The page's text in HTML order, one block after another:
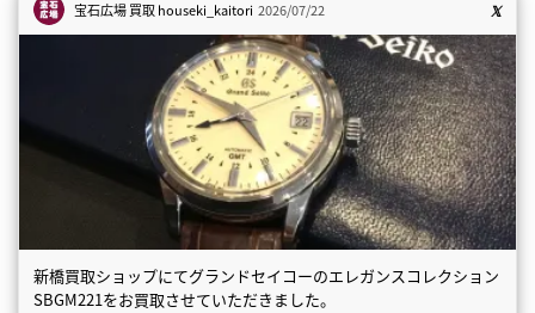
宝石広場 買取houseki_kaitori 2026/07/22
新橋買取ショップにてグランドセイコーのエレガンスコレクション
SBGM221をお買取させていただきました。